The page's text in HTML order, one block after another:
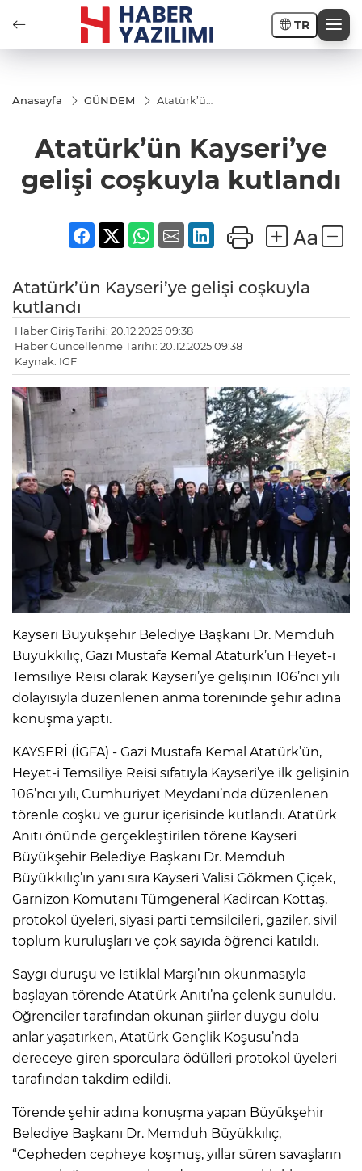
TR
Anasayfa GÜNDEM
Atatürk’ün
coşkuyla
kutlandı
Atatürk’ün Kayseri’ye
gelişi coşkuyla kutlandı
Atatürk’ün Kayseri’ye gelişi coşkuyla
kutlandı
Haber Giriş Tarihi: 20.12.2025 09:38
Haber Güncellenme Tarihi: 20.12.2025 09:38
Kaynak: IGF
Kayseri Büyükşehir Belediye Başkanı Dr. Memduh
Büyükkılıç, Gazi Mustafa Kemal Atatürk’ün Heyet-i
Temsiliye Reisi olarak Kayseri’ye gelişinin 106’ncı yılı
dolayısıyla düzenlenen anma töreninde şehir adına
konuşma yaptı.
KAYSERİ (İGFA) - Gazi Mustafa Kemal Atatürk’ün,
Heyet-i Temsiliye Reisi sıfatıyla Kayseri’ye ilk gelişinin
106’ncı yılı, Cumhuriyet Meydanı’nda düzenlenen
törenle coşku ve gurur içerisinde kutlandı. Atatürk
Anıtı önünde gerçekleştirilen törene Kayseri
Büyükşehir Belediye Başkanı Dr. Memduh
Büyükkılıç’ın yanı sıra Kayseri Valisi Gökmen Çiçek,
Garnizon Komutanı Tümgeneral Kadircan Kottaş,
protokol üyeleri, siyasi parti temsilcileri, gaziler, sivil
toplum kuruluşları ve çok sayıda öğrenci katıldı.
Saygı duruşu ve İstiklal Marşı’nın okunmasıyla
başlayan törende Atatürk Anıtı’na çelenk sunuldu.
Öğrenciler tarafından okunan şiirler duygu dolu
anlar yaşatırken, Atatürk Gençlik Koşusu’nda
dereceye giren sporculara ödülleri protokol üyeleri
tarafından takdim edildi.
Törende şehir adına konuşma yapan Büyükşehir
Belediye Başkanı Dr. Memduh Büyükkılıç,
“Cepheden cepheye koşmuş, yıllar süren savaşların